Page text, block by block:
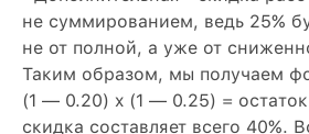
не суммированием, ведь 25%
не от полной, а уже от
Таким образом, мы получаем
(1 — 0.20) x (1 — 0.25) = остаток
скидка составляет всего 40%.